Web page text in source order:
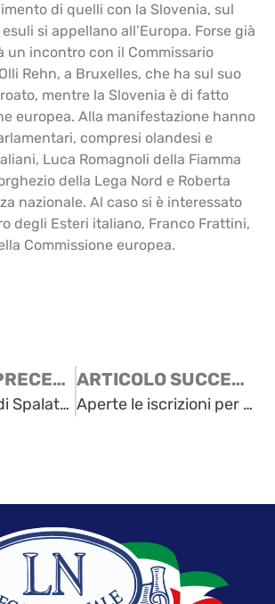
di quelli con la Slovenia, sul
si appellano all’Europa. Forse già
un incontro con il Commissario
Rehn, a Bruxelles, che ha sul suo
mentre la Slovenia è di fatto
europea. Alla manifestazione hanno
compresi olandesi e
Luca Romagnoli della Fiamma
della Lega Nord e Roberta
nazionale. Al caso si è interessato
degli Esteri italiano, Franco Frattini,
Commissione europea.
ARTICOLO PRECEDENTE
1920 Eccidio di Spalato: ricordo di due dalmati italiani nel mondo
ARTICOLO SUCCESSIVO
Aperte le iscrizioni per la manifestazione di Strasburgo